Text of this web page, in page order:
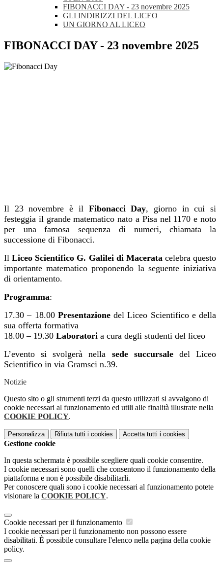
FIBONACCI DAY - 23 novembre 2025
GLI INDIRIZZI DEL LICEO
UN GIORNO AL LICEO
FIBONACCI DAY - 23 novembre 2025
Il 23 novembre è il Fibonacci Day, giorno in cui si
festeggia il grande matematico nato a Pisa nel 1170 e noto
per una famosa sequenza di numeri, chiamata la
successione di Fibonacci.
IlLiceo Scientifico G. Galilei di Maceratacelebra questo
importante matematico proponendo la seguente iniziativa
di orientamento.
Programma:
17.30 – 18.00 Presentazionedel Liceo Scientifico e della
sua offerta formativa
18.00 – 19.30 Laboratori a cura degli studenti del liceo
L’evento si svolgerà nella sede succursaledel Liceo
Scientifico in via Gramsci n.39.
Notizie
Questo sito o gli strumenti terzi da questo utilizzati si avvalgono di
cookie necessari al funzionamento ed utili alle finalità illustrate nella
COOKIE POLICY.
Personalizza Rifiuta tutti i cookies Accetta tutti i cookies
Gestione cookie
In questa schermata è possibile scegliere quali cookie consentire.
I cookie necessari sono quelli che consentono il funzionamento della
piattaforma e non è possibile disabilitarli.
Per conoscere quali sono i cookie necessari al funzionamento potete
visionare la COOKIE POLICY.
Cookie necessari per il funzionamento
I cookie necessari per il funzionamento non possono essere
disabilitati. È possibile consultare l'elenco nella pagina della cookie
policy.